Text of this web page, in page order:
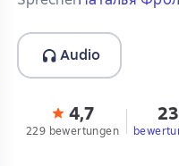
Audio
4,7
229 bewertungen
23